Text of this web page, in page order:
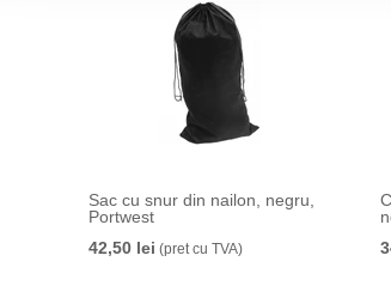
Sac cu snur din nailon, negru,
Portwest
42,50 lei (pret cu TVA)